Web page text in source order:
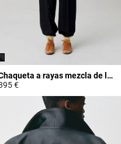
Chaqueta a rayas mezcla de lana
€
5 out of 5 Customer Rating